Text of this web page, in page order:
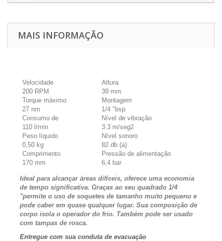
MAIS INFORMAÇÃO
Velocidade
200 RPM
Torque máximo
27 nm
Consumo de
110 l/min
Peso líquido
0,50 kg
Comprimento
170 mm
Altura
39 mm
Montagem
1/4 "bsp
Nível de vibração
3.3 m/seg2
Nível sonoro
82 db (a)
Pressão de alimentação
6,4 bar
Ideal para alcançar áreas difíceis, oferece uma economia
de tempo significativa. Graças ao seu quadrado 1/4
"permite o uso de soquetes de tamanho muito pequeno e
pode caber em quase qualquer lugar. Sua composição de
corpo isola o operador do frio. Também pode ser usado
com tampas de rosca.
Entregue com sua conduta de evacuação